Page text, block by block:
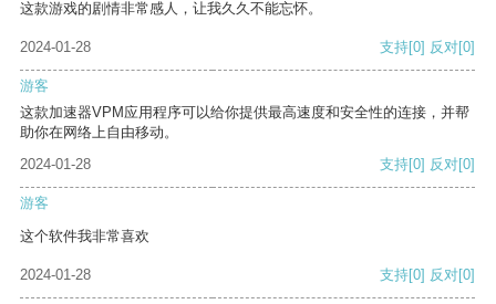
这款游戏的剧情非常感人，让我久久不能忘怀。
2024-01-28 支持[0] 反对[0]
游客
这款加速器VPM应用程序可以给你提供最高速度和安全性的连接，并帮
助你在网络上自由移动。
2024-01-28
支持[0] 反对[0]
游客
这个软件我非常喜欢
2024-01-28 支持[0] 反对[0]